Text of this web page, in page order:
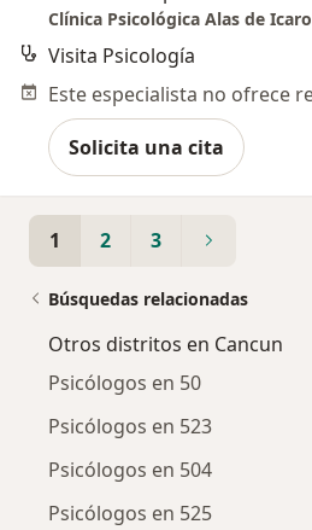
Clínica Psicológica Alas de Icaro
Visita Psicología
Solicita una cita
1 2 3
Búsquedas relacionadas
Otros distritos en Cancun
Psicólogos en 50
Psicólogos en 523
Psicólogos en 504
Psicólogos en 525